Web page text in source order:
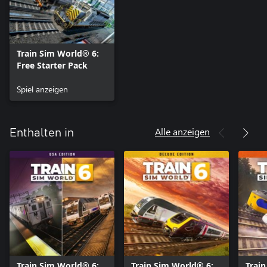
Train Sim World® 6:
Free Starter Pack
Spiel anzeigen
Enthalten in Alle anzeigen